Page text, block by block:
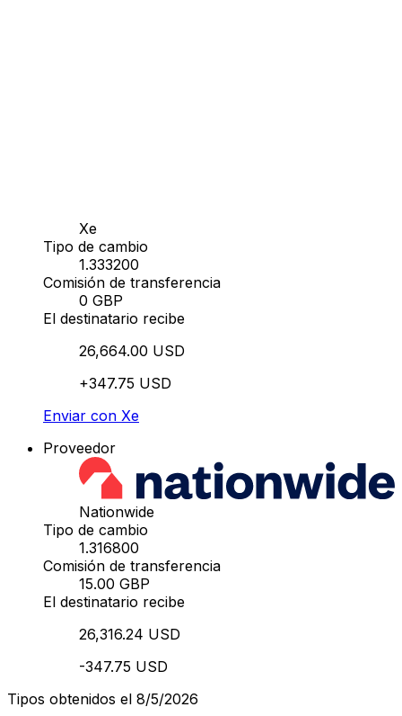
Xe
Tipo de cambio
1.333200
Comisión de transferencia
0 GBP
El destinatario recibe
26,664.00 USD
+347.75 USD
Enviar con Xe
Proveedor
Nationwide
Tipo de cambio
1.316800
Comisión de transferencia
15.00 GBP
El destinatario recibe
26,316.24 USD
-347.75 USD
Tipos obtenidos el 8/5/2026